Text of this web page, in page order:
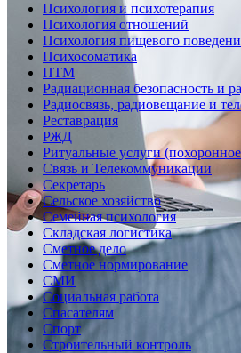
Психология и психотерапия
Психология отношений
Психология пищевого
Психосоматика
ПТМ
Радиационная безопасность и
Радиосвязь, радиовещание и
Реставрация
РЖД
Ритуальные услуги
Связь и Телекоммуникации
Секретарь
Сельское хозяйство
Семейная психология
Складская логистика
Сметное дело
Сметное нормирование
СМИ
Социальная работа
Спасателям
Спорт
Строительный контроль